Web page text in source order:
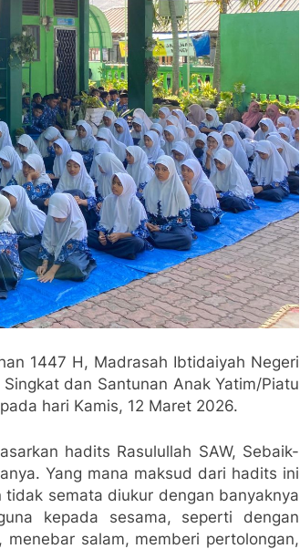
1447 H, Madrasah Ibtidaiyah Negeri
dan Santunan Anak Yatim/Piatu
hari Kamis, 12 Maret 2026.
hadits Rasulullah SAW, Sebaik-
Yang mana maksud dari hadits ini
semata diukur dengan banyaknya
kepada sesama, seperti dengan
salam, memberi pertolongan,